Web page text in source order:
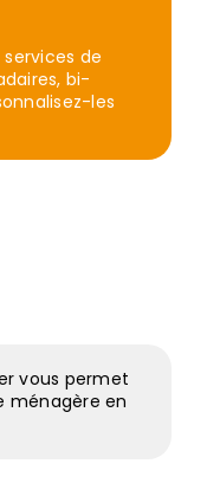
de
bi-
les
vous permet
ménagère en